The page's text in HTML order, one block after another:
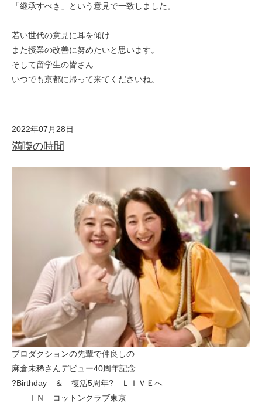
「継承すべき」という意見で一致しました。
若い世代の意見に耳を傾け
また授業の改善に努めたいと思います。
そして留学生の皆さん
いつでも京都に帰って来てくださいね。
2022年07月28日
満喫の時間
プロダクションの先輩で仲良しの
麻倉未稀さんデビュー40周年記念
?Birthday ＆ 復活5周年? ＬＩＶＥへ
ＩＮ コットンクラブ東京